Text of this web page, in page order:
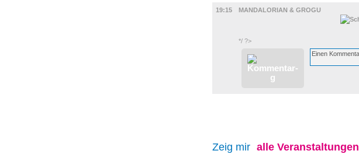
19:15
MANDALORIAN & GROGU
*/ ?>
Zeig mir alle Veranstaltungen